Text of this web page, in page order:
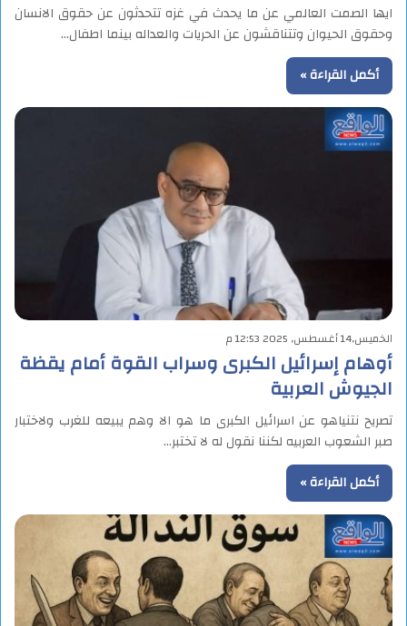
ايها الصمت العالمي عن ما يحدث في غزه تتحدثون عن حقوق الانسان
وحقوق الحيوان وتتناقشون عن الحريات والعداله بينما اطفال…
أكمل القراءة »
الخميس,14 أغسطس, 2025 12:53 م
أوهام إسرائيل الكبرى وسراب القوة أمام يقظة
الجيوش العربية
تصريح نتنياهو عن اسرائيل الكبرى ما هو الا وهم يبيعه للغرب ولاختبار
صبر الشعوب العربيه لكننا نقول له لا تختبر…
أكمل القراءة »